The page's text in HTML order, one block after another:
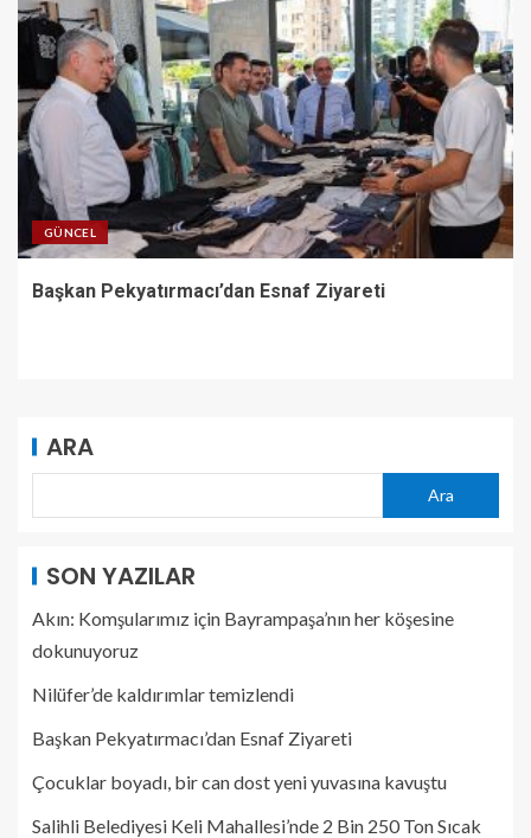
GÜNCEL
Başkan Pekyatırmacı’dan Esnaf Ziyareti
ARA
Ara
SON YAZILAR
Akın: Komşularımız için Bayrampaşa’nın her köşesine
dokunuyoruz
Nilüfer’de kaldırımlar temizlendi
Başkan Pekyatırmacı’dan Esnaf Ziyareti
Çocuklar boyadı, bir can dost yeni yuvasına kavuştu
Salihli Belediyesi Keli Mahallesi’nde 2 Bin 250 Ton Sıcak